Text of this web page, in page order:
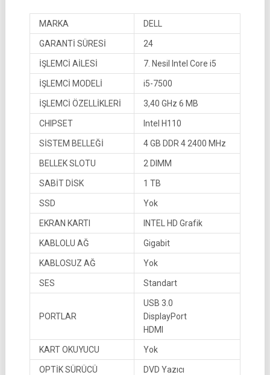
MARKA DELL
GARANTİ SÜRESİ 24
İŞLEMCİ AİLESİ 7. Nesil Intel Core i5
İŞLEMCİ MODELİ i5-7500
İŞLEMCİ ÖZELLİKLERİ 3,40 GHz 6 MB
CHIPSET Intel H110
SİSTEM BELLEĞİ 4 GB DDR 4 2400 MHz
BELLEK SLOTU 2 DIMM
SABİT DİSK 1 TB
SSD Yok
EKRAN KARTI INTEL HD Grafik
KABLOLU AĞ Gigabit
KABLOSUZ AĞ Yok
SES Standart
PORTLAR
USB 3.0
DisplayPort
HDMI
KART OKUYUCU Yok
OPTİK SÜRÜCÜ DVD Yazıcı